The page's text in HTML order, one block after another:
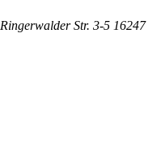
Ringerwalder Str. 3-5 16247